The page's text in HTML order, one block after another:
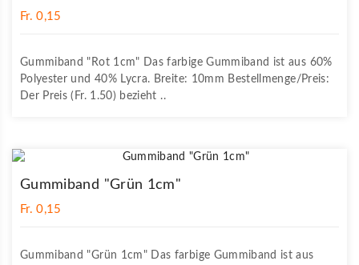
Fr. 0,15
Gummiband "Rot 1cm" Das farbige Gummiband ist aus 60%
Polyester und 40% Lycra. Breite: 10mm Bestellmenge/Preis:
Der Preis (Fr. 1.50) bezieht ..
Gummiband "Grün 1cm"
Fr. 0,15
Gummiband "Grün 1cm" Das farbige Gummiband ist aus